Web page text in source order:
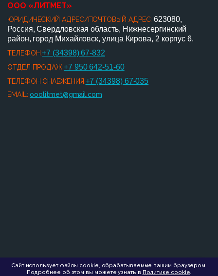
ООО «ЛИТМЕТ»
ЮРИДИЧЕСКИЙ АДРЕС/ПОЧТОВЫЙ АДРЕС: 623080,
Россия, Свердловская область, Нижнесергинский
район, город Михайловск, улица Кирова, 2 корпус 6.
ТЕЛЕФОН:+7 (34398) 67-832
ОТДЕЛ ПРОДАЖ:+7 950 642-51-60
ТЕЛЕФОН СНАБЖЕНИЯ:+7 (34398) 67-035
EMAIL: ooolitmet@gmail.com
Сайт использует файлы cookie, обрабатываемые вашим браузером.
Подробнее об этом вы можете узнать в Политике cookie.